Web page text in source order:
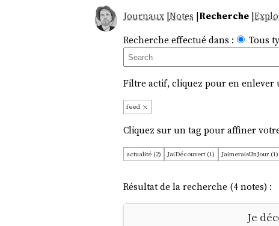
Journaux|Notes |Recherche|
Recherche effectué dans :
Tous
Filtre actif, cliquez pour en enlever
feed
Cliquez sur un tag pour affiner
actualité (2) JaiDécouvert (1) JaimeraisUnJour (1)
Résultat de la recherche (4 notes) :
Je